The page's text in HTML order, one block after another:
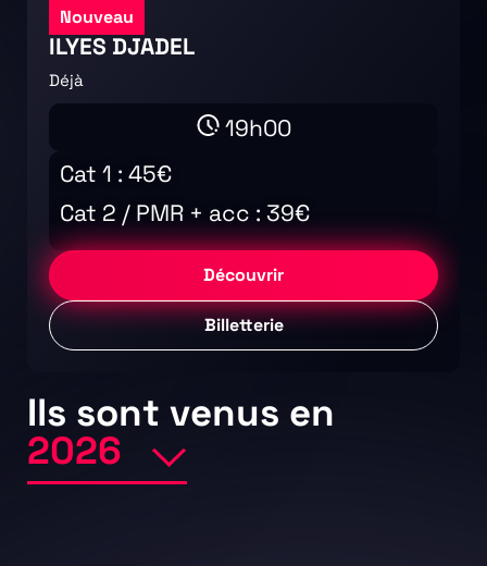
Nouveau
ILYES DJADEL
Déjà
19h00
Cat 1 : 45€
Cat 2 / PMR + acc : 39€
Découvrir
Billetterie
Ils sont venus en